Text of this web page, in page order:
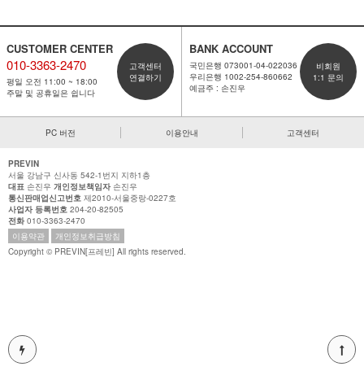
CUSTOMER CENTER
010-3363-2470
평일 오전 11:00 ~ 18:00
주말 및 공휴일은 쉽니다
고객센터
연결하기
BANK ACCOUNT
국민은행 073001-04-022036
우리은행 1002-254-860662
예금주 : 손진우
비회원
1:1 문의
PC 버전 이용안내 고객센터
PREVIN
서울 강남구 신사동 542-1번지 지하1층
대표 손진우 개인정보책임자손진우
통신판매업신고번호 제2010-서울중랑-0227호
사업자 등록번호 204-20-82505
전화 010-3363-2470
이용약관
개인정보취급방침
Copyright © PREVIN[프레빈] All rights reserved.